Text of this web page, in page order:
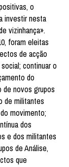
o
investir nesta
vizinhança».
foram eleitas
de acção
continuar o
do
de novos grupos
de militantes
movimento;
dos
e dos militantes
de Análise,
que